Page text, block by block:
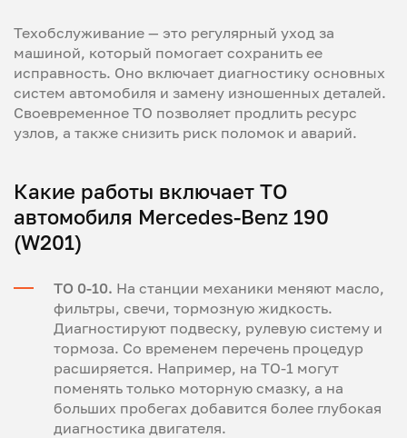
Техобслуживание — это регулярный уход за
машиной, который помогает сохранить ее
исправность. Оно включает диагностику основных
систем автомобиля и замену изношенных деталей.
Своевременное ТО позволяет продлить ресурс
узлов, а также снизить риск поломок и аварий.
Какие работы включает ТО
автомобиля Mercedes-Benz 190
(W201)
ТО 0-10. На станции механики меняют масло,
фильтры, свечи, тормозную жидкость.
Диагностируют подвеску, рулевую систему и
тормоза. Со временем перечень процедур
расширяется. Например, на ТО-1 могут
поменять только моторную смазку, а на
больших пробегах добавится более глубокая
диагностика двигателя.